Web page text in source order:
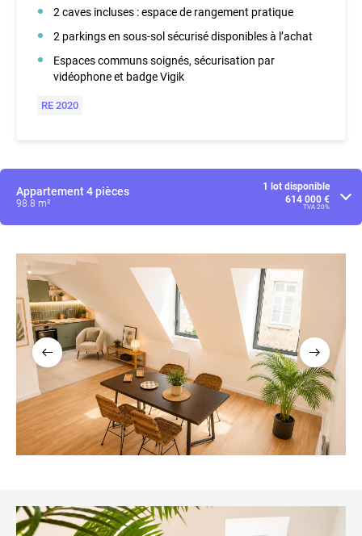
2 caves incluses : espace de rangement pratique
2 parkings en sous-sol sécurisé disponibles à l’achat
Espaces communs soignés, sécurisation par
vidéophone et badge Vigik
RE 2020
Appartement4 pièces
98.8 m²
1 lot disponible
614 000 €
TVA 20%